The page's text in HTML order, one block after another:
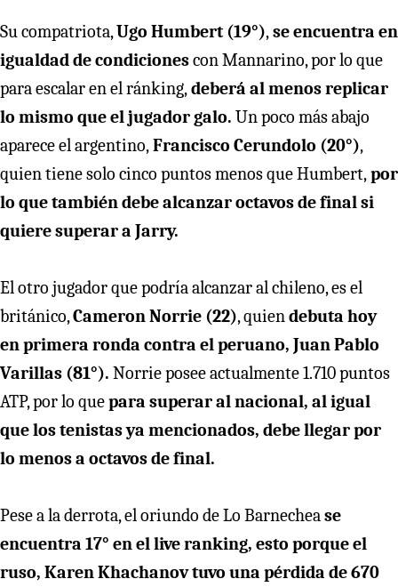
Su compatriota,Ugo Humbert (19°),se encuentra en
igualdad de condicionescon Mannarino, por lo que
para escalar en el ránking,deberá al menos replicar
lo mismo que el jugador galo. Un poco más abajo
aparece el argentino,Francisco Cerundolo (20°),
quien tiene solo cinco puntos menos que Humbert,por
lo que también debe alcanzar octavos de final si
quiere superar a Jarry.
El otro jugador que podría alcanzar al chileno, es el
británico,Cameron Norrie (22), quiendebuta hoy
en primera ronda contra el peruano, Juan Pablo
Varillas (81°). Norrie posee actualmente 1.710 puntos
ATP, por lo quepara superar al nacional, al igual
que los tenistas ya mencionados, debe llegar por
lo menos a octavos de final.
Pese a la derrota, el oriundo de Lo Barnechease
encuentra 17° en el live ranking, esto porque el
ruso, Karen Khachanov tuvo una pérdida de 670